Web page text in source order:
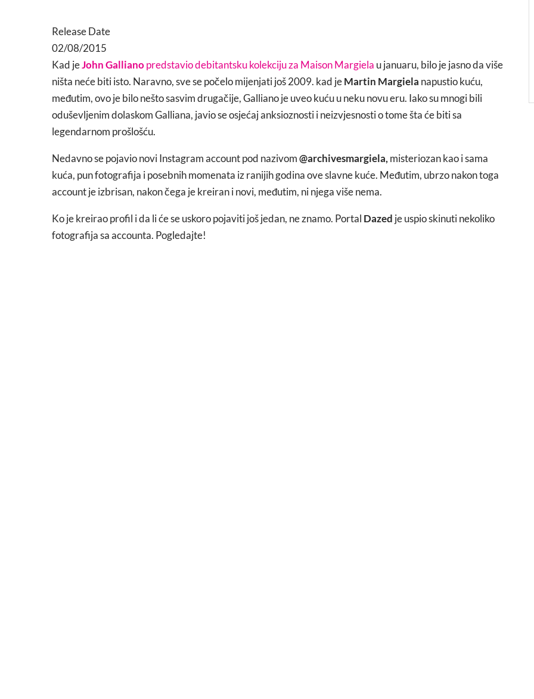
Release Date
02/08/2015
Kad jeJohn Gallianopredstavio debitantsku kolekciju za Maison Margiela u januaru, bilo je jasno da više
ništa neće biti isto. Naravno, sve se počelo mijenjati još 2009. kad jeMartin Margiela napustio kuću,
međutim, ovo je bilo nešto sasvim drugačije, Galliano je uveo kuću u neku novu eru. Iako su mnogi bili
oduševljenim dolaskom Galliana, javio se osjećaj anksioznosti i neizvjesnosti o tome šta će biti sa
legendarnom prošlošću.
Nedavno se pojavio novi Instagram account pod nazivom@archivesmargiela, misteriozan kao i sama
kuća, pun fotografija i posebnih momenata iz ranijih godina ove slavne kuće. Međutim, ubrzo nakon toga
account je izbrisan, nakon čega je kreiran i novi, međutim, ni njega više nema.
Ko je kreirao profil i da li će se uskoro pojaviti još jedan, ne znamo. Portal Dazed je uspio skinuti nekoliko
fotografija sa accounta. Pogledajte!